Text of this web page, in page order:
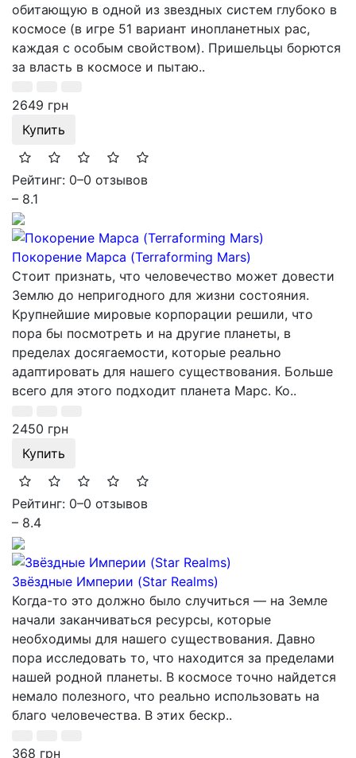
обитающую в одной из звездных систем глубоко в
космосе (в игре 51 вариант инопланетных рас,
каждая с особым свойством). Пришельцы борются
за власть в космосе и пытаю..
2649 грн
Купить
Рейтинг: 0–0 отзывов
– 8.1
Покорение Марса (Terraforming Mars)
Стоит признать, что человечество может довести
Землю до непригодного для жизни состояния.
Крупнейшие мировые корпорации решили, что
пора бы посмотреть и на другие планеты, в
пределах досягаемости, которые реально
адаптировать для нашего существования. Больше
всего для этого подходит планета Марс. Ко..
2450 грн
Купить
Рейтинг: 0–0 отзывов
– 8.4
Звёздные Империи (Star Realms)
Когда-то это должно было случиться — на Земле
начали заканчиваться ресурсы, которые
необходимы для нашего существования. Давно
пора исследовать то, что находится за пределами
нашей родной планеты. В космосе точно найдется
немало полезного, что реально использовать на
благо человечества. В этих бескр..
368 грн